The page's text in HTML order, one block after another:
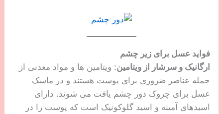
فواید عسل برای زیر چشم
ارگانیک و سرشار از ویتامین: ویتامین ها و مواد معدنی از
جمله عناصر ضروری برای پوست هستند و در ماسک
عسل برای چروک دور چشم یافت می شوند. دارای
اسیدهای آمینه و اسید گلوکونیک است که پوست را در